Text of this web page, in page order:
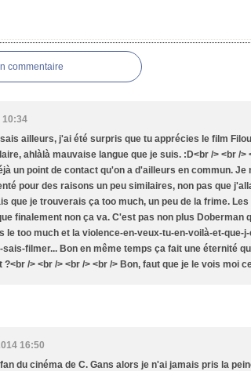
commentaire
10:34
ailleurs, j'ai été surpris que tu apprécies le film
ahlàlà mauvaise langue que je suis. :D<br /> <br />
un point de contact qu'on a d'ailleurs en commun.
pour des raisons un peu similaires, non pas que
que je trouverais ça too much, un peu de la frime.
finalement non ça va. C'est pas non plus Doberman
le too much et la violence-en-veux-tu-en-voilà-et-que-
filmer... Bon en même temps ça fait une éternité
?<br /> <br /> <br /> <br /> Bon, faut que je le vois moi
16:50
du cinéma de C. Gans alors je n'ai jamais pris la